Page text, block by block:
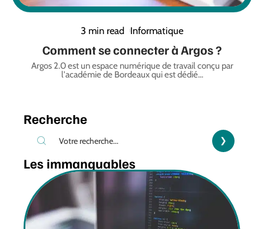
3 min read Informatique
Comment se connecter à Argos ?
Argos 2.0 est un espace numérique de travail conçu par
l'académie de Bordeaux qui est dédié…
Recherche
Les immanquables